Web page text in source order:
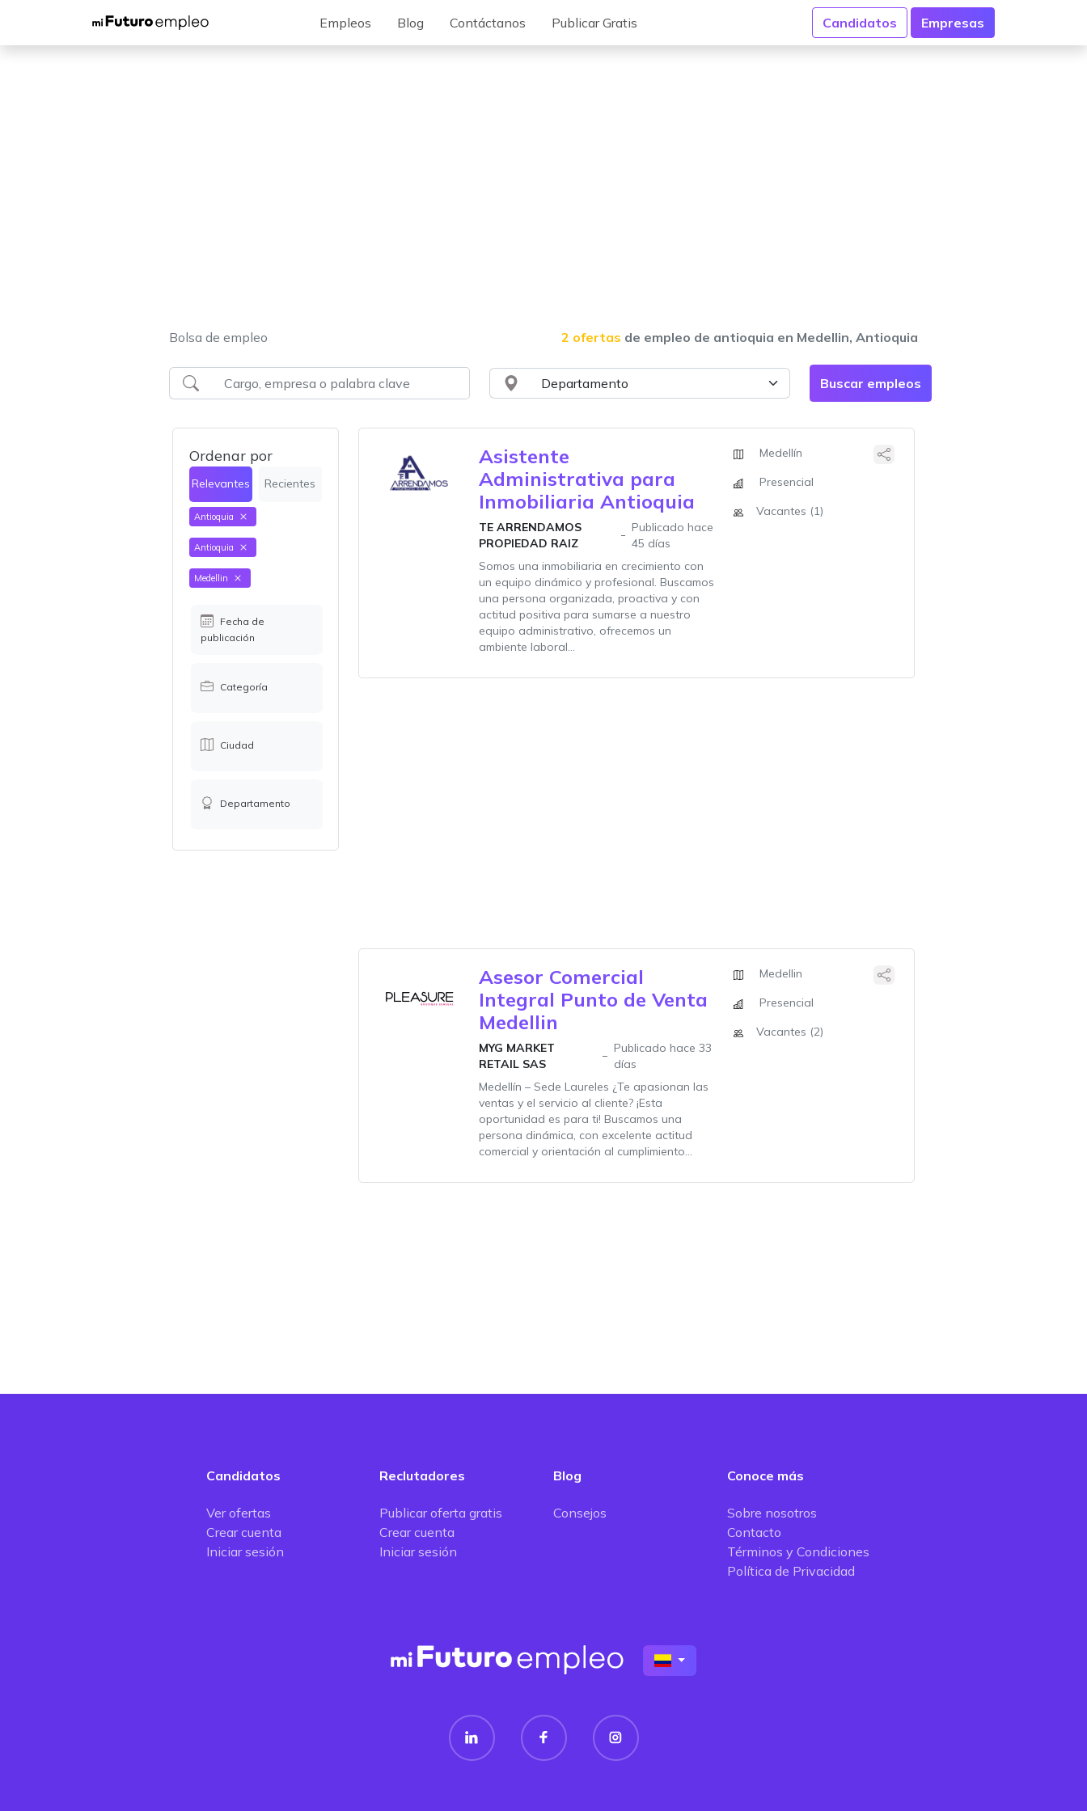
Empleos Blog Contáctanos Publicar Gratis Candidatos Empresas
Bolsa de empleo 2 ofertas de empleo de antioquia en Medellin, Antioquia
Ordenar por
Relevantes Recientes
Antioquia
Antioquia
Medellin
Fecha de
publicación
Categoría
Ciudad
Departamento
Asistente
Administrativa para
Inmobiliaria Antioquia
TE ARRENDAMOS
PROPIEDAD RAIZ
Publicado hace
45 días
Somos una inmobiliaria en crecimiento con
un equipo dinámico y profesional. Buscamos
una persona organizada, proactiva y con
actitud positiva para sumarse a nuestro
equipo administrativo, ofrecemos un
ambiente laboral...
Medellín
Presencial
Vacantes (1)
Asesor Comercial
Integral Punto de Venta
Medellin
MYG MARKET
RETAIL SAS
Publicado hace 33
días
Medellín – Sede Laureles ¿Te apasionan las
ventas y el servicio al cliente? ¡Esta
oportunidad es para ti! Buscamos una
persona dinámica, con excelente actitud
comercial y orientación al cumplimiento...
Medellin
Presencial
Vacantes (2)
Candidatos
Ver ofertas
Crear cuenta
Iniciar sesión
Reclutadores
Publicar oferta gratis
Crear cuenta
Iniciar sesión
Blog
Consejos
Conoce más
Sobre nosotros
Contacto
Términos y Condiciones
Política de Privacidad